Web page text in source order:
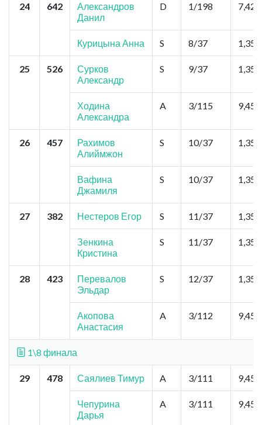
24 642
Александров
Данил
D 1/198 7,425
Курицына Анна S 8/37 1,35
25 526
Сурков
Александр
S 9/37 1,35
Ходина
Александра
A 3/115 9,45
26 457
Рахимов
Алиймжон
S 10/37 1,35
Вафина
Джамиля
S 10/37 1,35
27 382 Нестеров Егор S 11/37 1,35
Зенкина
Кристина
S 11/37 1,35
28 423
Перевалов
Эльдар
S 12/37 1,35
Акопова
Анастасия
A 3/112 9,45
1\8 финала
29 478 Саялиев Тимур A 3/111 9,45
Чепурина
Дарья
A 3/111 9,45